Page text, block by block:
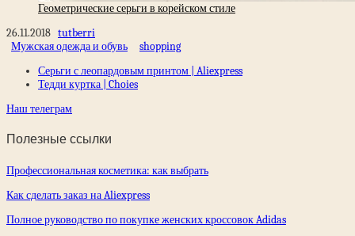
Геометрические серьги в корейском стиле
26.11.2018 tutberri
Мужская одежда и обувь
shopping
Серьги с леопардовым принтом | Aliexpress
Тедди куртка | Choies
Наш телеграм
Полезные ссылки
Профессиональная косметика: как выбрать
Как сделать заказ на Aliexpress
Полное руководство по покупке женских кроссовок Adidas